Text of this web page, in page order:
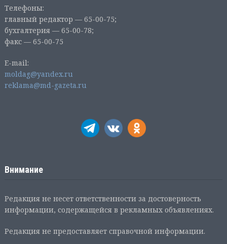
Телефоны:
главный редактор — 65-00-75;
бухгалтерия — 65-00-78;
факс — 65-00-75
E-mail:
moldag@yandex.ru
reklama@md-gazeta.ru
Внимание
Редакция не несет ответственности за достоверность
информации, содержащейся в рекламных объявлениях.
Редакция не предоставляет справочной информации.